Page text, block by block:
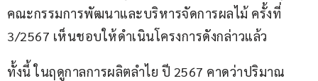
คณะกรรมการพัฒนาและบริหารจัดการผลไม้ ครั้งที่
3/2567 เห็นชอบให้ดำเนินโครงการดังกล่าวแล้ว
ทั้งนี้ ในฤดูกาลการผลิตลำไย ปี 2567 คาดว่าปริมาณ